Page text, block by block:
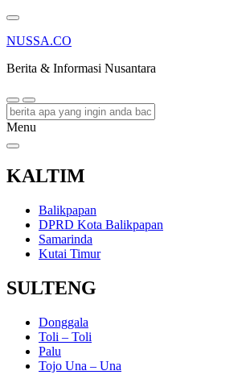
NUSSA.CO
Berita & Informasi Nusantara
Menu
KALTIM
Balikpapan
DPRD Kota Balikpapan
Samarinda
Kutai Timur
SULTENG
Donggala
Toli – Toli
Palu
Tojo Una – Una